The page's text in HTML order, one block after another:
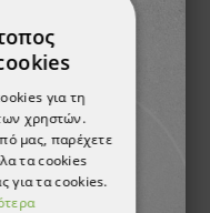
για τη
χρηστών.
μας, παρέχετε
τα cookies
για τα cookies.